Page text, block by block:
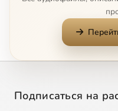
Questa fanciulla
Questa fanciulla
15 Con dolce brama
Подписаться на